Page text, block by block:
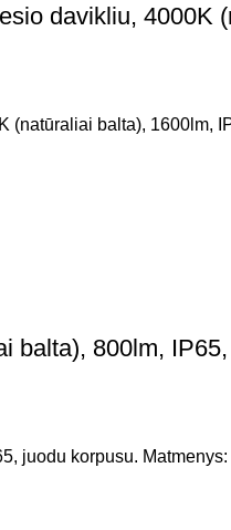
davikliu, 4000K
balta), 1600lm,
balta), 800lm,
juodu korpusu.